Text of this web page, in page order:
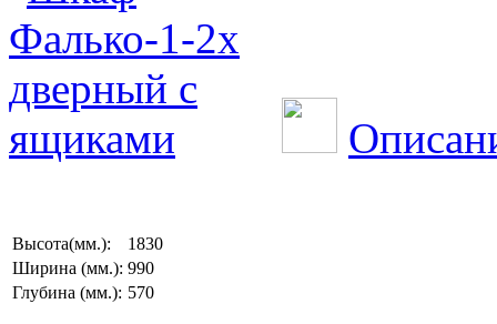
Высота(мм.):
1830
Ширина (мм.): 990
Глубина (мм.): 570